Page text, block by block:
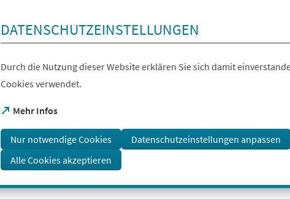
DATENSCHUTZEINSTELLUNGEN
Durch die Nutzung dieser Website erklären Sie sich damit
Cookies verwendet.
Mehr Infos
(Öffnet
einem
neuen
Tab)
Nur notwendige Cookies
Datenschutzeinstellungen anpassen
Alle Cookies akzeptieren